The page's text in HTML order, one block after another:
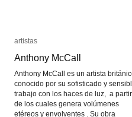
artistas
Anthony McCall
Anthony McCall es un artista
conocido por su sofisticado y
trabajo con los haces de luz, a partir
de los cuales genera volúmenes
etéreos y envolventes . Su obra
artistas
Anthony McCall